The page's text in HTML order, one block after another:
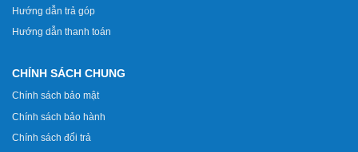
Hướng dẫn trả góp
Hướng dẫn thanh toán
CHÍNH SÁCH CHUNG
Chính sách bảo mật
Chính sách bảo hành
Chính sách đổi trả